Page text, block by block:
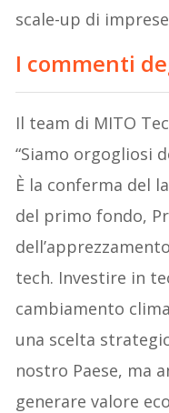
scale-up di
I commenti
Il team di MITO
“Siamo orgogliosi
È la conferma del
del primo fondo,
tech. Investire in
cambiamento
una scelta
nostro Paese, ma
generare valore